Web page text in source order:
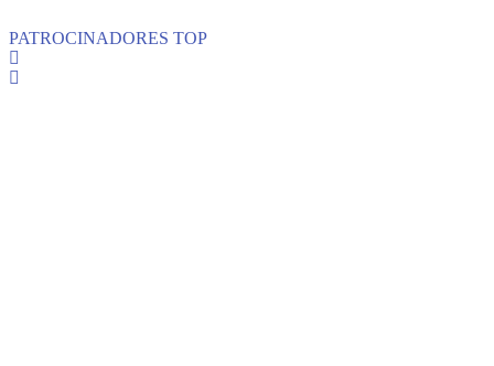
PATROCINADORES TOP